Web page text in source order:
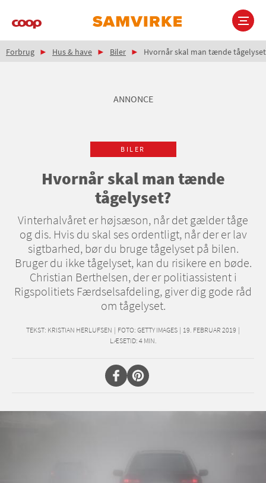
Main
Brødkrumme
Forbrug Hus & have Biler Hvornår skal man tænde
ANNONCE
BILER
Hvornår skal man tænde
tågelyset?
Vinterhalvåret er højsæson, når det gælder tåge
og dis. Hvis du skal ses ordentligt, når der er lav
sigtbarhed, bør du bruge tågelyset på bilen.
Bruger du ikke tågelyset, kan du risikere en bøde.
Christian Berthelsen, der er politiassistent i
Rigspolitiets Færdselsafdeling, giver dig gode råd
om tågelyset.
TEKST: KRISTIAN HERLUFSEN | FOTO: GETTY IMAGES | 19. FEBRUAR 2019 |
LÆSETID: 4 MIN.